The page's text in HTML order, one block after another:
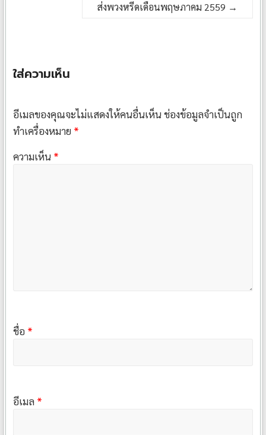
ส่งพวงหรีดเดือนพฤษภาคม 2559 →
ใส่ความเห็น
อีเมลของคุณจะไม่แสดงให้คนอื่นเห็น ช่องข้อมูลจำเป็นถูก
ทำเครื่องหมาย *
ความเห็น *
ชื่อ *
อีเมล *